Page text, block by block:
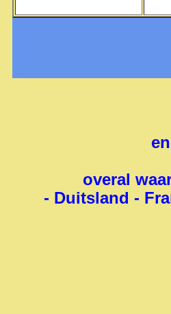
overal
- Duitsland -